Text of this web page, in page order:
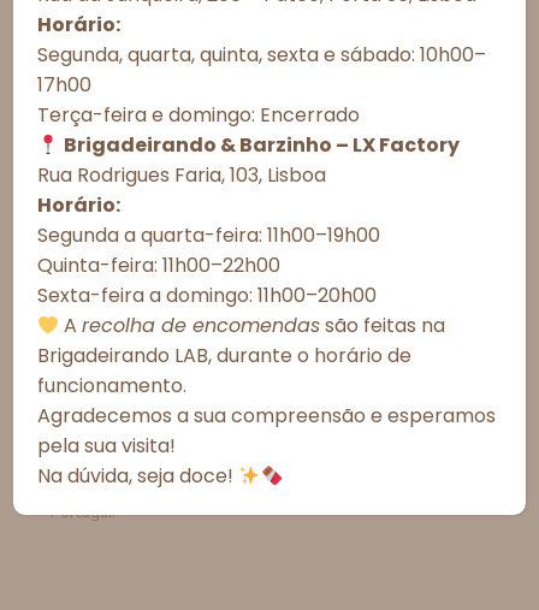
como cookies para armazenar e/ou acessar informações do
processar dados como comportamento de navegação ou IDs únicos
neste site. A não autorização ou a retirada do consentimento podem
afetar negativamente determinados recursos e funções.
Aceitar todos
Ver preferências
Política de Cookies Política de Privacidade – Brigadeirando
Observações do cliente:
Esgotado
Informações Importantes
Prazos de Entrega
Meios de Entrega
Alergénicos
*As fotografias são meramente ilustrativas.
*Todos os valores incluem IVA à taxa legal em vigor em
Portugal.
Horário:
Segunda, quarta, quinta, sexta e sábado: 10h00–
17h00
Terça-feira e domingo: Encerrado
Brigadeirando & Barzinho – LX Factory
Rua Rodrigues Faria, 103, Lisboa
Horário:
Segunda a quarta-feira: 11h00–19h00
Quinta-feira: 11h00–22h00
Sexta-feira a domingo: 11h00–20h00
Arecolha de encomendassão feitas na
Brigadeirando LAB, durante o horário de
funcionamento.
Agradecemos a sua compreensão e esperamos
pela sua visita!
Na dúvida, seja doce!